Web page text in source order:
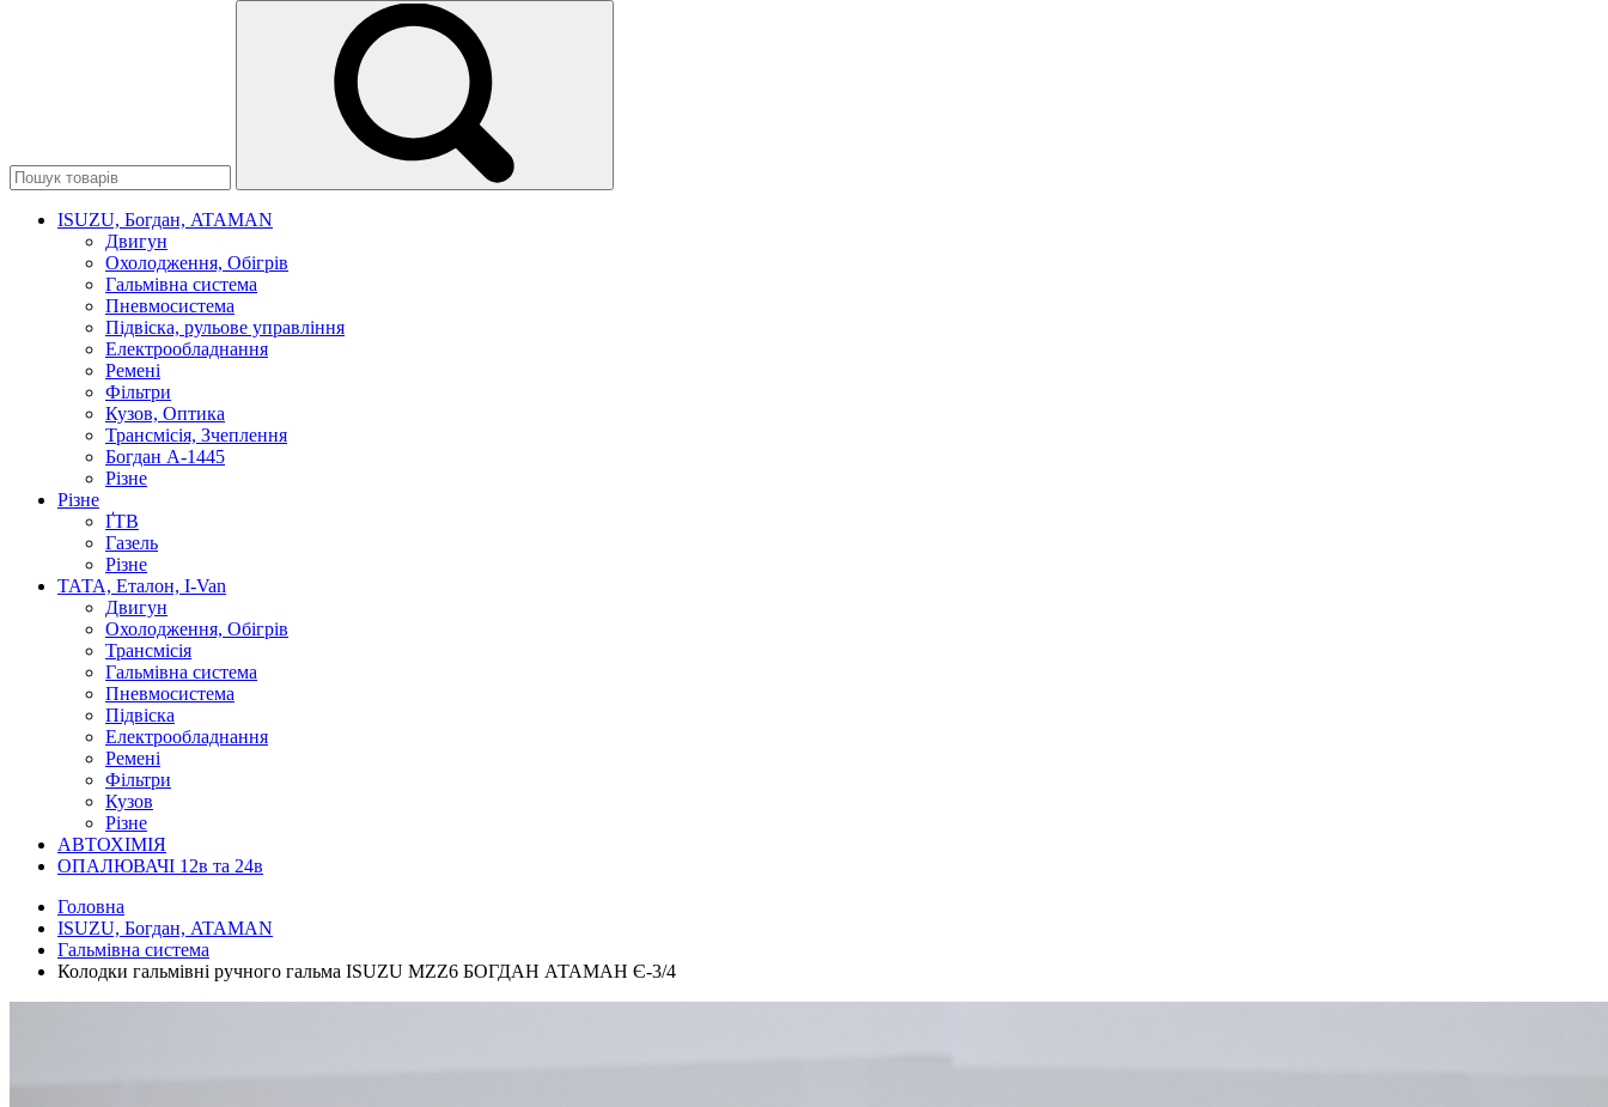
ISUZU, Богдан, ATAMAN
Двигун
Охолодження, Обігрів
Гальмівна система
Пневмосистема
Підвіска, рульове управління
Електрообладнання
Ремені
Фільтри
Кузов, Оптика
Трансмісія, Зчеплення
Богдан А-1445
Різне
Різне
ҐТВ
Газель
Різне
ТАТА, Еталон, I-Van
Двигун
Охолодження, Обігрів
Трансмісія
Гальмівна система
Пневмосистема
Підвіска
Електрообладнання
Ремені
Фільтри
Кузов
Різне
АВТОХІМІЯ
ОПАЛЮВАЧІ 12в та 24в
Головна
ISUZU, Богдан, ATAMAN
Гальмівна система
Колодки гальмівні ручного гальма ISUZU MZZ6 БОГДАН АТАМАН Є-3/4